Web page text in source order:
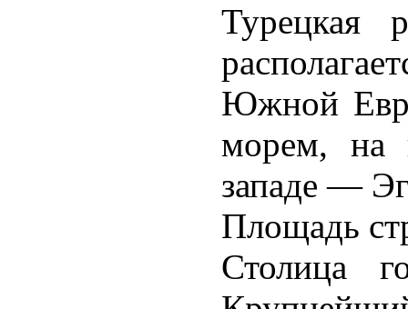
Турецкая
Южной
морем, на
западе —
Площадь
Столица